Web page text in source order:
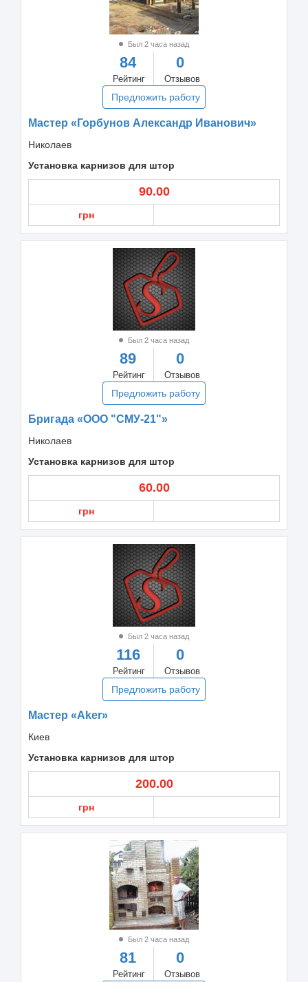
Был 2 часа назад
84
Рейтинг
0
Отзывов
Предложить работу
Мастер «Горбунов Александр Иванович»
Николаев
Установка карнизов для штор
90.00
грн
Был 2 часа назад
89
Рейтинг
0
Отзывов
Предложить работу
Бригада «ООО "СМУ-21"»
Николаев
Установка карнизов для штор
60.00
грн
Был 2 часа назад
116
Рейтинг
0
Отзывов
Предложить работу
Мастер «Aker»
Киев
Установка карнизов для штор
200.00
грн
Был 2 часа назад
81
Рейтинг
0
Отзывов